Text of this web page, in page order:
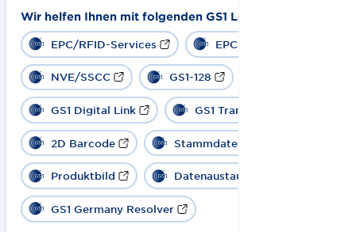
Wir helfen Ihnen mit folgenden GS1 Lösungen:
EPC/RFID-Services EPCIS
NVE/SSCC GS1-128
GS1 Digital Link GS1 Transportetikett
2D Barcode Stammdaten
Produktbild Datenaustausch
GS1 Germany Resolver